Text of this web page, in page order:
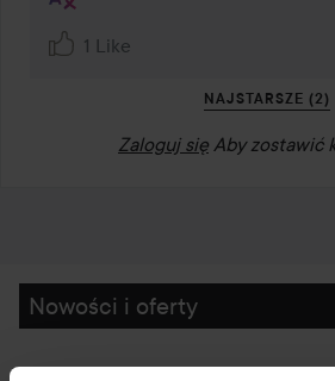
1 Like
NAJSTARSZE (2)
Zaloguj się Aby zostawić
Nowości i oferty